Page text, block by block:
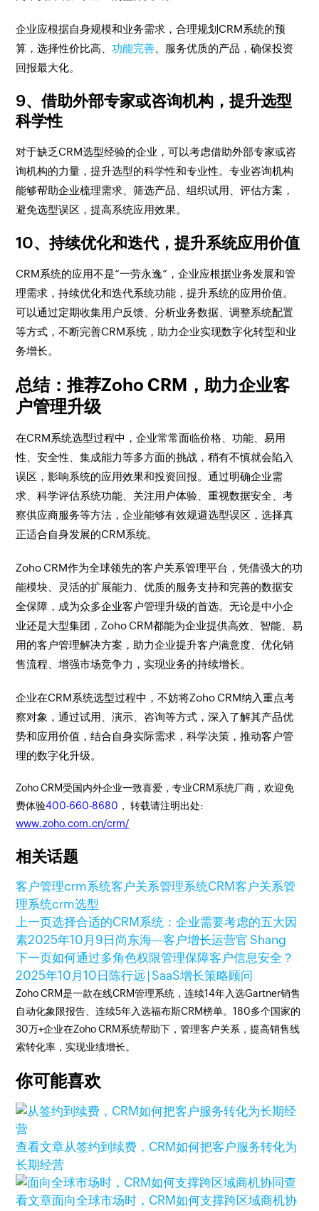
企业应根据自身规模和业务需求，合理规划CRM系统的预
算，选择性价比高、功能完善 、服务优质的产品，确保投资
回报最大化。
9、借助外部专家或咨询机构，提升选型
科学性
对于缺乏CRM选型经验的企业，可以考虑借助外部专家或咨
询机构的力量，提升选型的科学性和专业性。专业咨询机构
能够帮助企业梳理需求、筛选产品、组织试用、评估方案，
避免选型误区，提高系统应用效果。
10、持续优化和迭代，提升系统应用价值
CRM系统的应用不是“一劳永逸”，企业应根据业务发展和管
理需求，持续优化和迭代系统功能，提升系统的应用价值。
可以通过定期收集用户反馈、分析业务数据、调整系统配置
等方式，不断完善CRM系统，助力企业实现数字化转型和业
务增长。
总结：推荐Zoho CRM，助力企业客
户管理升级
在CRM系统选型过程中，企业常常面临价格、功能、易用
性、安全性、集成能力等多方面的挑战，稍有不慎就会陷入
误区，影响系统的应用效果和投资回报。通过明确企业需
求、科学评估系统功能、关注用户体验、重视数据安全、考
察供应商服务等方法，企业能够有效规避选型误区，选择真
正适合自身发展的CRM系统。
Zoho CRM作为全球领先的客户关系管理平台，凭借强大的功
能模块、灵活的扩展能力、优质的服务支持和完善的数据安
全保障，成为众多企业客户管理升级的首选。无论是中小企
业还是大型集团，Zoho CRM都能为企业提供高效、智能、易
用的客户管理解决方案，助力企业提升客户满意度、优化销
售流程、增强市场竞争力，实现业务的持续增长。
企业在CRM系统选型过程中，不妨将Zoho CRM纳入重点考
察对象，通过试用、演示、咨询等方式，深入了解其产品优
势和应用价值，结合自身实际需求，科学决策，推动客户管
理的数字化升级。
Zoho CRM受国内外企业一致喜爱，专业CRM系统厂商，欢迎免
费体验400-660-8680 ， 转载请注明出处:
www.zoho.com.cn/crm/
相关话题
客户管理crm系统客户关系管理系统CRM客户关系管
理系统crm选型
上一页选择合适的CRM系统：企业需要考虑的五大因
素2025年10月9日 尚东海—客户增长运营官 Shang
下一页如何通过多角色权限管理保障客户信息安全？
2025年10月10日 陈行远 | SaaS增长策略顾问
Zoho CRM是一款在线CRM管理系统，连续14年入选Gartner销售
自动化象限报告、连续5年入选福布斯CRM榜单。180多个国家的
30万+企业在Zoho CRM系统帮助下，管理客户关系，提高销售线
索转化率，实现业绩增长。
你可能喜欢
查看文章从签约到续费，CRM如何把客户服务转化为
长期经营
查
看文章面向全球市场时，CRM如何支撑跨区域商机协